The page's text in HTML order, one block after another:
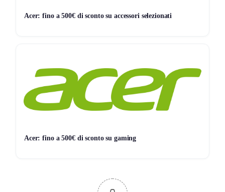
Acer: fino a 500€ di sconto su accessori selezionati
Acer: fino a 500€ di sconto su gaming